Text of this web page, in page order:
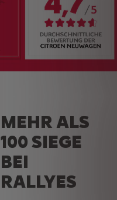
MEHR ALS
100 SIEGE
BEI
RALLYES